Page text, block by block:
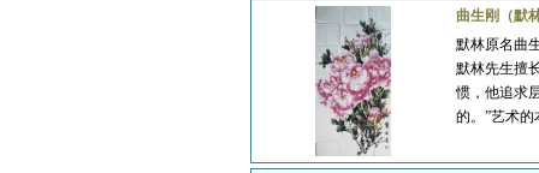
曲生刚（默
默林原名曲
默林先生擅
惯，他追求
的。”艺术